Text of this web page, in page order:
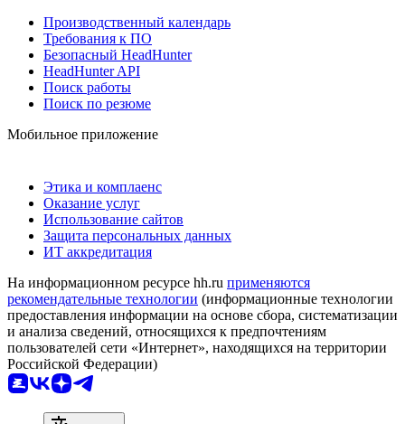
Производственный календарь
Требования к ПО
Безопасный HeadHunter
HeadHunter API
Поиск работы
Поиск по резюме
Мобильное приложение
Этика и комплаенс
Оказание услуг
Использование сайтов
Защита персональных данных
ИТ аккредитация
На информационном ресурсе hh.ru применяются
рекомендательные технологии (информационные технологии
предоставления информации на основе сбора, систематизации
и анализа сведений, относящихся к предпочтениям
пользователей сети «Интернет», находящихся на территории
Российской Федерации)